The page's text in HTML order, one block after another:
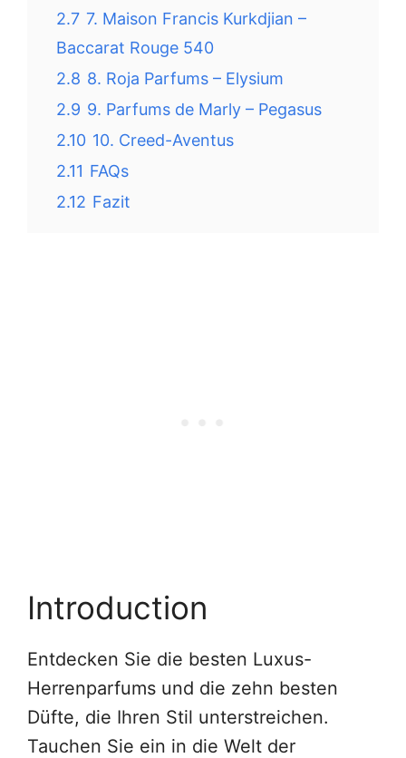
2.7 7. Maison Francis Kurkdjian –
Baccarat Rouge 540
2.8 8. Roja Parfums – Elysium
2.9 9. Parfums de Marly – Pegasus
2.10 10. Creed-Aventus
2.11 FAQs
2.12 Fazit
Introduction
Entdecken Sie die besten Luxus-
Herrenparfums und die zehn besten
Düfte, die Ihren Stil unterstreichen.
Tauchen Sie ein in die Welt der